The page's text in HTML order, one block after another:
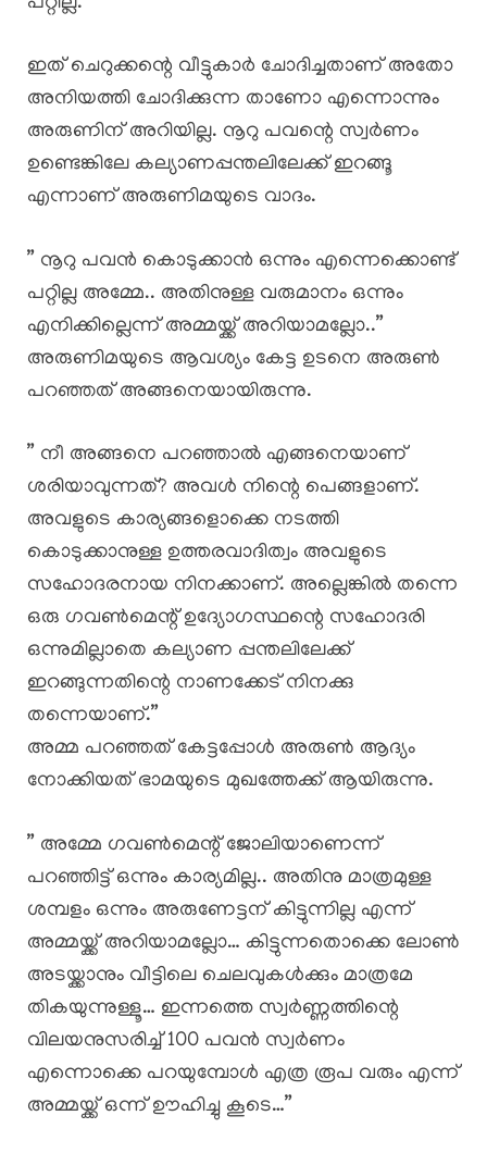
ഇത് ചെറുക്കന്റെ വീട്ടുകാർ ചോദിച്ചതാണ് അതോ
അനിയത്തി ചോദിക്കുന്ന താണോ എന്നൊന്നും
അരുണിന് അറിയില്ല. നൂറു പവന്റെ സ്വർണം
ഉണ്ടെങ്കിലേ കല്യാണപ്പന്തലിലേക്ക് ഇറങ്ങൂ
എന്നാണ് അരുണിമയുടെ വാദം.
” നൂറു പവൻ കൊടുക്കാൻ ഒന്നും എന്നെക്കൊണ്ട്
പറ്റില്ല അമ്മേ.. അതിനുള്ള വരുമാനം ഒന്നും
എനിക്കില്ലെന്ന് അമ്മയ്ക്ക് അറിയാമല്ലോ..”
അരുണിമയുടെ ആവശ്യം കേട്ട ഉടനെ അരുൺ
പറഞ്ഞത് അങ്ങനെയായിരുന്നു.
” നീ അങ്ങനെ പറഞ്ഞാൽ എങ്ങനെയാണ്
ശരിയാവുന്നത്? അവൾ നിന്റെ പെങ്ങളാണ്.
അവളുടെ കാര്യങ്ങളൊക്കെ നടത്തി
കൊടുക്കാനുള്ള ഉത്തരവാദിത്വം അവളുടെ
സഹോദരനായ നിനക്കാണ്. അല്ലെങ്കിൽ തന്നെ
ഒരു ഗവൺമെന്റ് ഉദ്യോഗസ്ഥന്റെ സഹോദരി
ഒന്നുമില്ലാതെ കല്യാണ പ്പന്തലിലേക്ക്
ഇറങ്ങുന്നതിന്റെ നാണക്കേട് നിനക്കു
തന്നെയാണ്.”
അമ്മ പറഞ്ഞത് കേട്ടപ്പോൾ അരുൺ ആദ്യം
നോക്കിയത് ഭാമയുടെ മുഖത്തേക്ക് ആയിരുന്നു.
” അമ്മേ ഗവൺമെന്റ് ജോലിയാണെന്ന്
പറഞ്ഞിട്ട് ഒന്നും കാര്യമില്ല.. അതിനു മാത്രമുള്ള
ശമ്പളം ഒന്നും അരുണേട്ടന് കിട്ടുന്നില്ല എന്ന്
അമ്മയ്ക്ക് അറിയാമല്ലോ… കിട്ടുന്നതൊക്കെ ലോൺ
അടയ്ക്കാനും വീട്ടിലെ ചെലവുകൾക്കും മാത്രമേ
തികയുന്നുള്ളൂ… ഇന്നത്തെ സ്വർണ്ണത്തിന്റെ
വിലയനുസരിച്ച് 100 പവൻ സ്വർണം
എന്നൊക്കെ പറയുമ്പോൾ എത്ര രൂപ വരും എന്ന്
അമ്മയ്ക്ക് ഒന്ന് ഊഹിച്ചു കൂടെ…”